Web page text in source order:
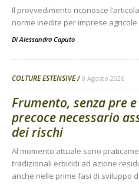
Il provvedimento riconosce
norme inedite per imprese
Di Alessandra Caputo
COLTURE ESTENSIVE 8 Agosto 2026
Frumento, senza pre
precoce necessario
dei rischi
Al momento attuale sono
tradizionali erbicidi ad azione
anche nelle prime fasi di sviluppo